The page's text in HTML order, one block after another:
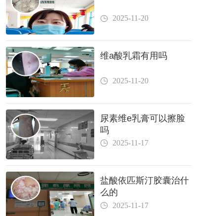
2025-11-20
维a酸乳霜有用吗
2025-11-20
尿素维e乳膏可以擦脸
吗
2025-11-17
盐酸依匹斯汀胶囊治什
么的
2025-11-17